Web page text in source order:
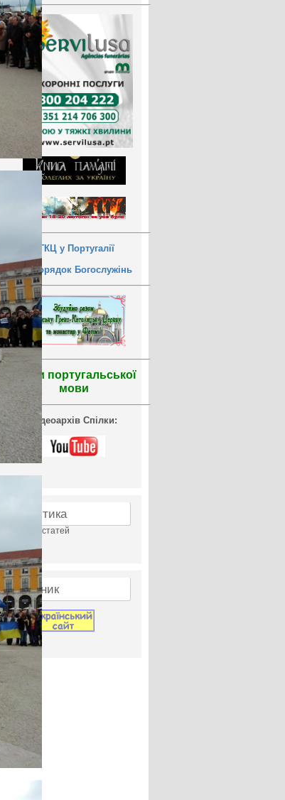
УГКЦ у Португалії
Розпорядок Богослужінь
Уроки португальської
мови
Відеоархів Спілки:
Статистика
Перегляди статей
Лічильник